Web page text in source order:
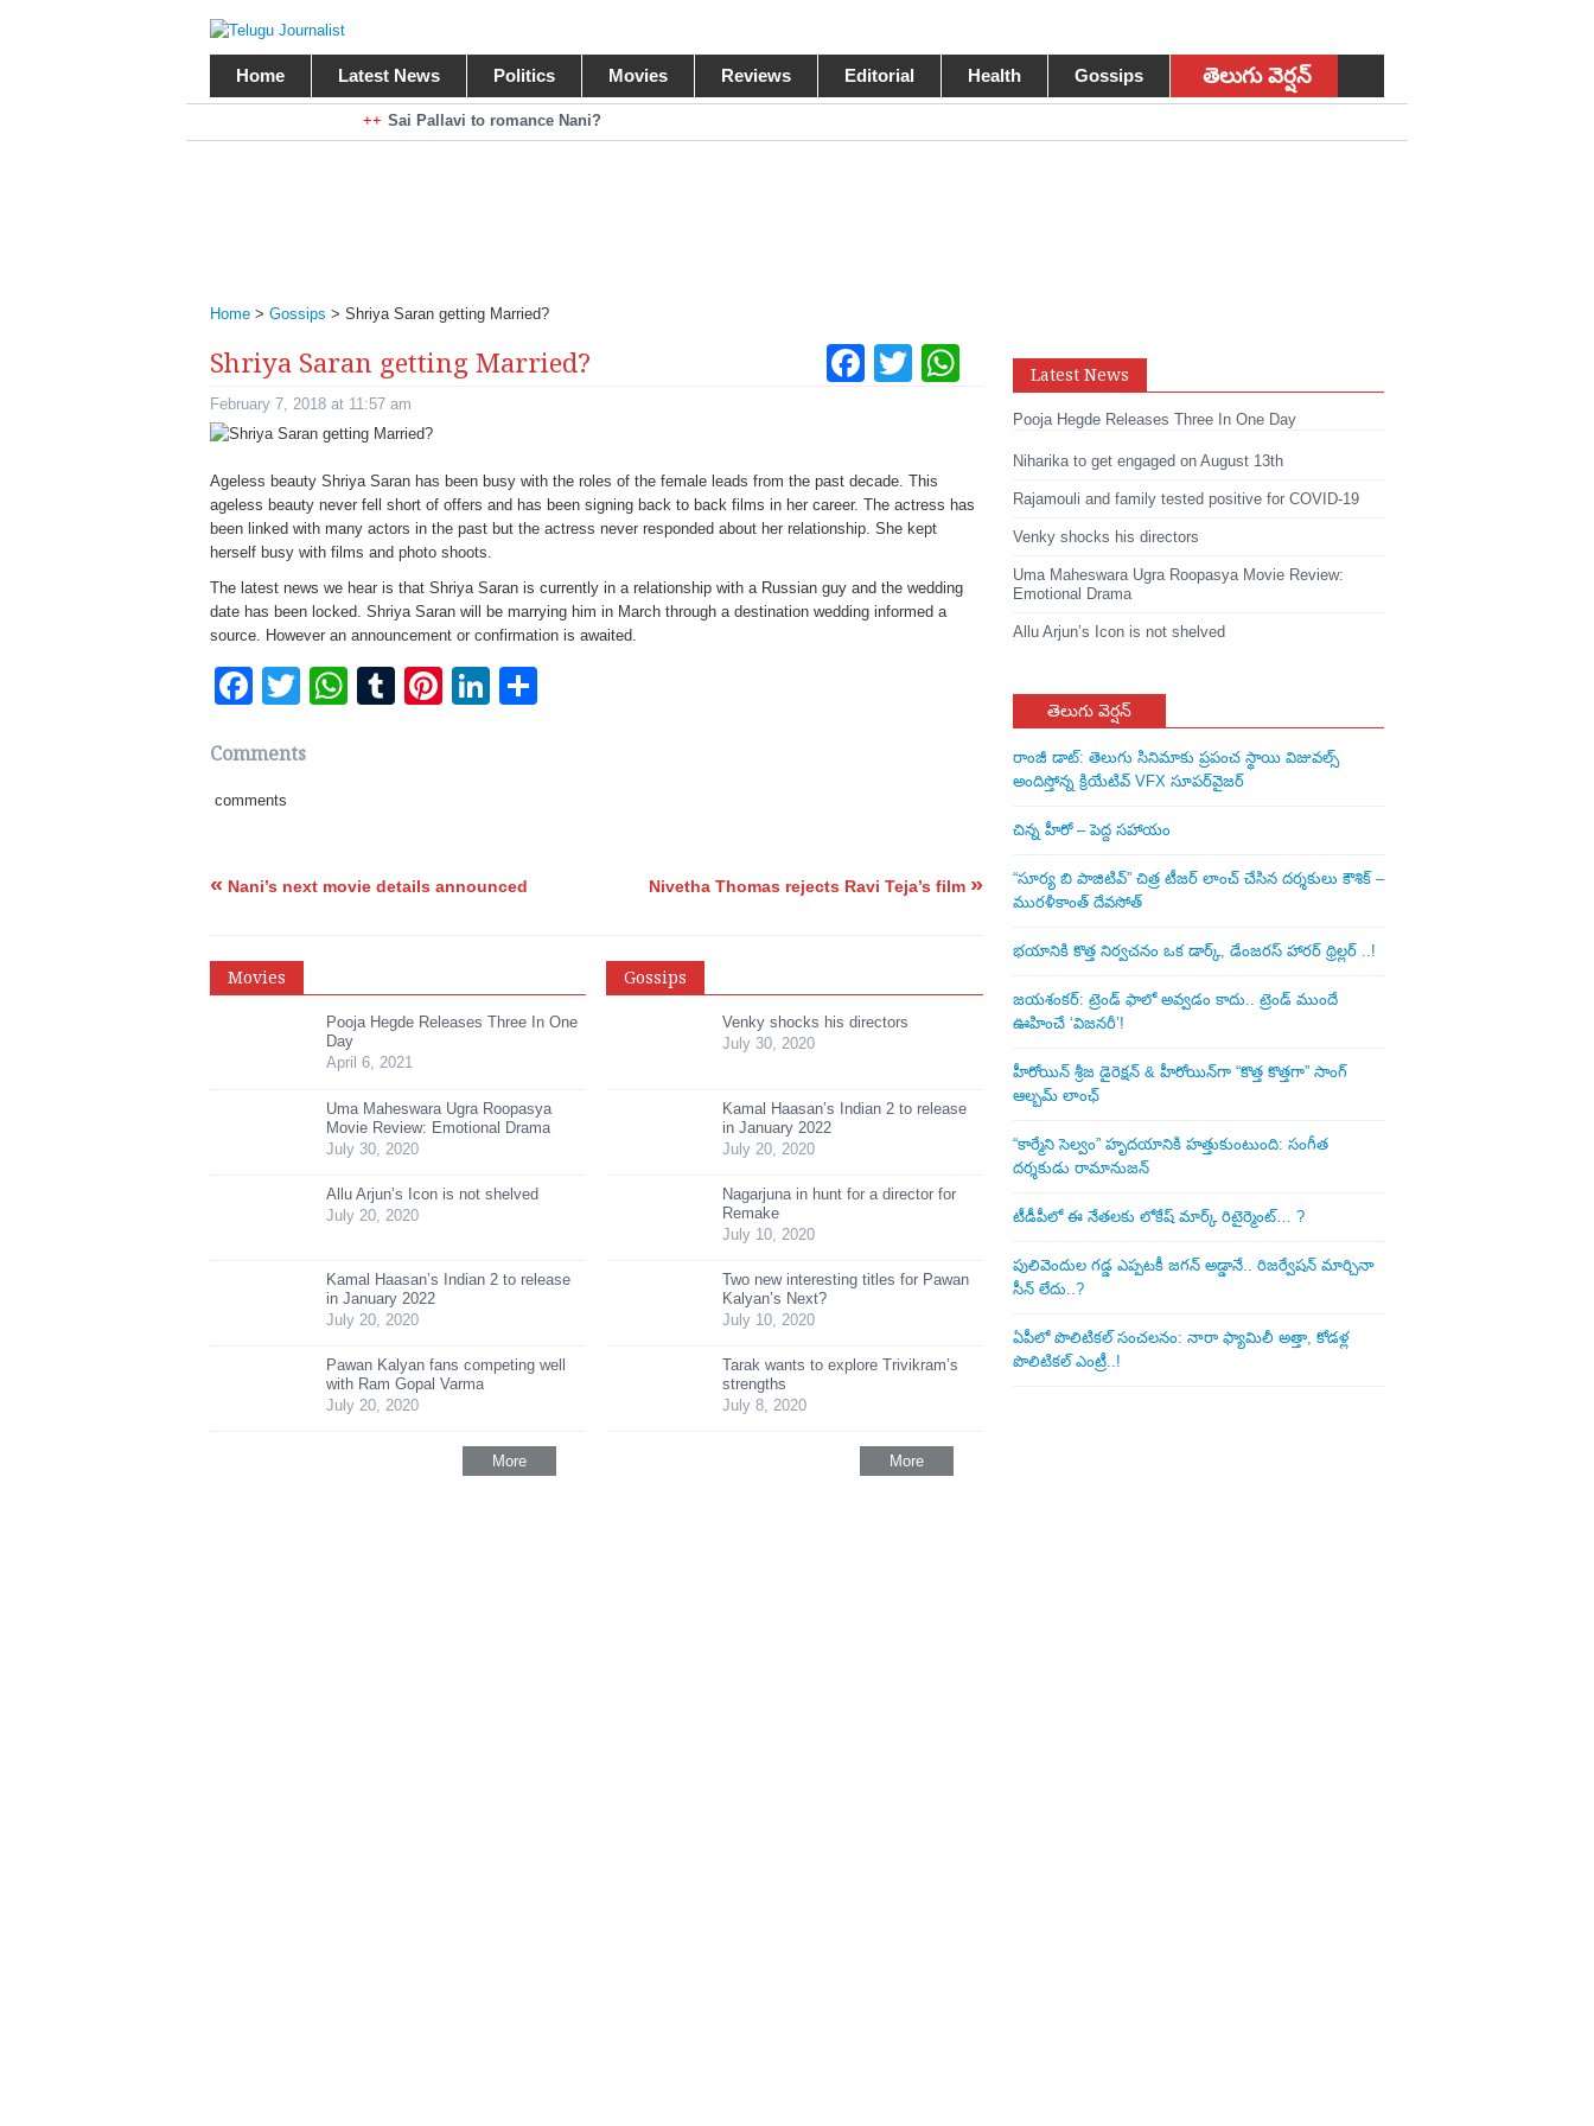
Home Latest News Politics Movies Reviews Editorial Health Gossips తెలుగు వెర్షన్
Sai Pallavi to romance Nani?
Kiara Advani to romance Pawan Kalyan
Home > Gossips > Shriya Saran getting Married?
Shriya Saran getting Married? Facebook
TwitterWhatsApp
Pinterest
LinkedIn
February 7, 2018 at 11:57 am
Ageless beauty Shriya Saran has been busy with the roles of the female leads from the past decade. This
ageless beauty never fell short of offers and has been signing back to back films in her career. The actress has
been linked with many actors in the past but the actress never responded about her relationship. She kept
herself busy with films and photo shoots.
The latest news we hear is that Shriya Saran is currently in a relationship with a Russian guy and the wedding
date has been locked. Shriya Saran will be marrying him in March through a destination wedding informed a
source. However an announcement or confirmation is awaited.
Facebook
TwitterWhatsApp
TumblrPinterest
LinkedIn
Comments
comments
« Nani’s next movie details announced Nivetha Thomas rejects Ravi Teja’s film »
Movies
Pooja Hegde Releases Three In One
Day
April 6, 2021
Uma Maheswara Ugra Roopasya
Movie Review: Emotional Drama
July 30, 2020
Allu Arjun’s Icon is not shelved
July 20, 2020
Kamal Haasan’s Indian 2 to release
in January 2022
July 20, 2020
Pawan Kalyan fans competing well
with Ram Gopal Varma
July 20, 2020
More
Gossips
Venky shocks his directors
July 30, 2020
Kamal Haasan’s Indian 2 to release
in January 2022
July 20, 2020
Nagarjuna in hunt for a director for
Remake
July 10, 2020
Two new interesting titles for Pawan
Kalyan’s Next?
July 10, 2020
Tarak wants to explore Trivikram’s
strengths
July 8, 2020
More
Latest News
Pooja Hegde Releases Three In One Day
Niharika to get engaged on August 13th
Rajamouli and family tested positive for COVID-19
Venky shocks his directors
Uma Maheswara Ugra Roopasya Movie Review:
Emotional Drama
Allu Arjun’s Icon is not shelved
తెలుగు వెర్షన్
రాంజీ డాట్: తెలుగు సినిమాకు ప్రపంచ స్థాయి విజువల్స్
అందిస్తోన్న క్రియేటివ్ VFX సూపర్‌వైజర్
చిన్న హీరో – పెద్ద సహాయం
“సూర్య బి పాజిటివ్” చిత్ర టీజర్ లాంచ్ చేసిన‌ దర్శకులు కౌశిక్ –
మురళీకాంత్ దేవసోత్
భయానికి కొత్త నిర్వచనం ఒక డార్క్, డేంజరస్ హారర్ థ్రిల్లర్ ..!
జయశంకర్: ట్రెండ్‌ ఫాలో అవ్వడం కాదు.. ట్రెండ్‌ ముందే
ఊహించే ‘విజనరీ’!
హీరోయిన్ శ్రీజ డైరెక్ష‌న్ & హీరోయిన్‌గా “కొత్త కొత్తగా” సాంగ్
ఆల్బమ్ లాంఛ్
“కార్మేని సెల్వం” హృదయానికి హత్తుకుంటుంది: సంగీత
దర్శకుడు రామానుజన్
టీడీపీలో ఈ నేత‌ల‌కు లోకేష్ మార్క్ రిటైర్మెంట్‌… ?
పులివెందుల గ‌డ్డ ఎప్ప‌ట‌కీ జ‌గ‌న్ అడ్డానే.. రిజ‌ర్వేష‌న్ మార్చినా
సీన్ లేదు..?
ఏపీలో పొలిటిక‌ల్ సంచ‌ల‌నం: నారా ఫ్యామిలీ అత్తా, కోడ‌ళ్ల
పొలిటికల్ ఎంట్రీ..!